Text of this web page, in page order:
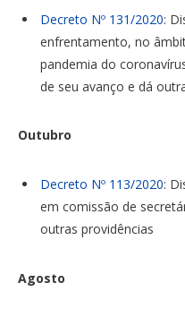
Decreto Nº 131/2020:
enfrentamento, no
pandemia do
de seu avanço e dá
Outubro
Decreto Nº 113/2020:
em comissão de
outras providências
Agosto